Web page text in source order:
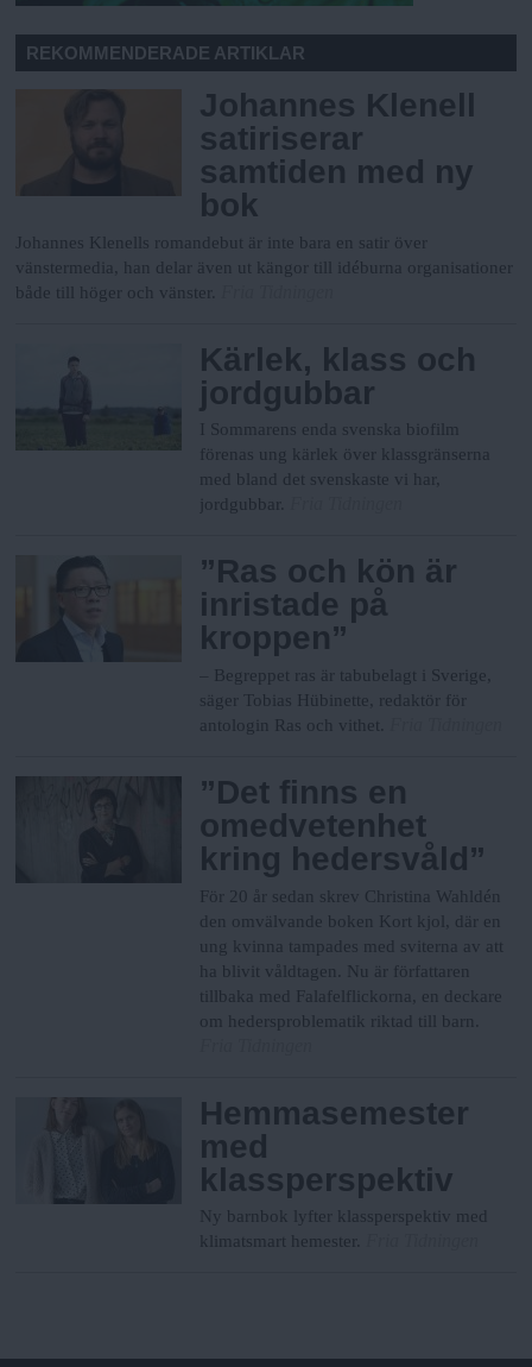
REKOMMENDERADE ARTIKLAR
Johannes Klenell
satiriserar
samtiden med ny
bok
Johannes Klenells romandebut är inte bara en satir över
vänstermedia, han delar även ut kängor till idéburna organisationer
både till höger och vänster.
Kärlek, klass och
jordgubbar
I Sommarens enda svenska biofilm
förenas ung kärlek över klassgränserna
med bland det svenskaste vi har,
jordgubbar.
”Ras och kön är
inristade på
kroppen”
­– Begreppet ras är tabubelagt i Sverige,
säger Tobias Hübinette, redaktör för
antologin Ras och vithet.
”Det finns en
omedvetenhet
kring hedersvåld”
För 20 år sedan skrev Christina Wahldén
den omvälvande boken Kort kjol, där en
ung kvinna tampades med sviterna av att
ha blivit våldtagen. Nu är författaren
tillbaka med Falafelflickorna, en deckare
om hedersproblematik riktad till barn.
Hemmasemester
med
klassperspektiv
Ny barnbok lyfter klassperspektiv med
klimatsmart hemester.